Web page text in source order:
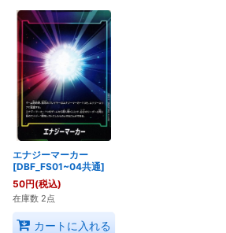
エナジーマーカー
[DBF_FS01~04共通]
50円(税込)
在庫数 2点
カートに入れる